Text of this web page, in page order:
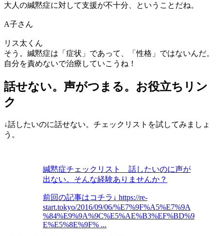
大人の緘黙症に対して支援が不十分、ということだね。
A子さん
リス太くん
そう。緘黙症は「症状」であって、「性格」ではないんだ。
自分を責めないで治療していこうね！
話せない。声がつまる。お役立ちリン
ク
↓話したいのに話せない。チェックリストを試してみましょ
う。
緘黙症チェックリスト 話したいのに声が
出ない。そんな経験ありませんか？
前回の記事はコチラ↓ https://re-
start.tokyo/2016/09/06/%E7%9F%A5%E7%9A
%84%E9%9A%9C%E5%AE%B3%EF%BD%9
E%E5%8E%9F% ...